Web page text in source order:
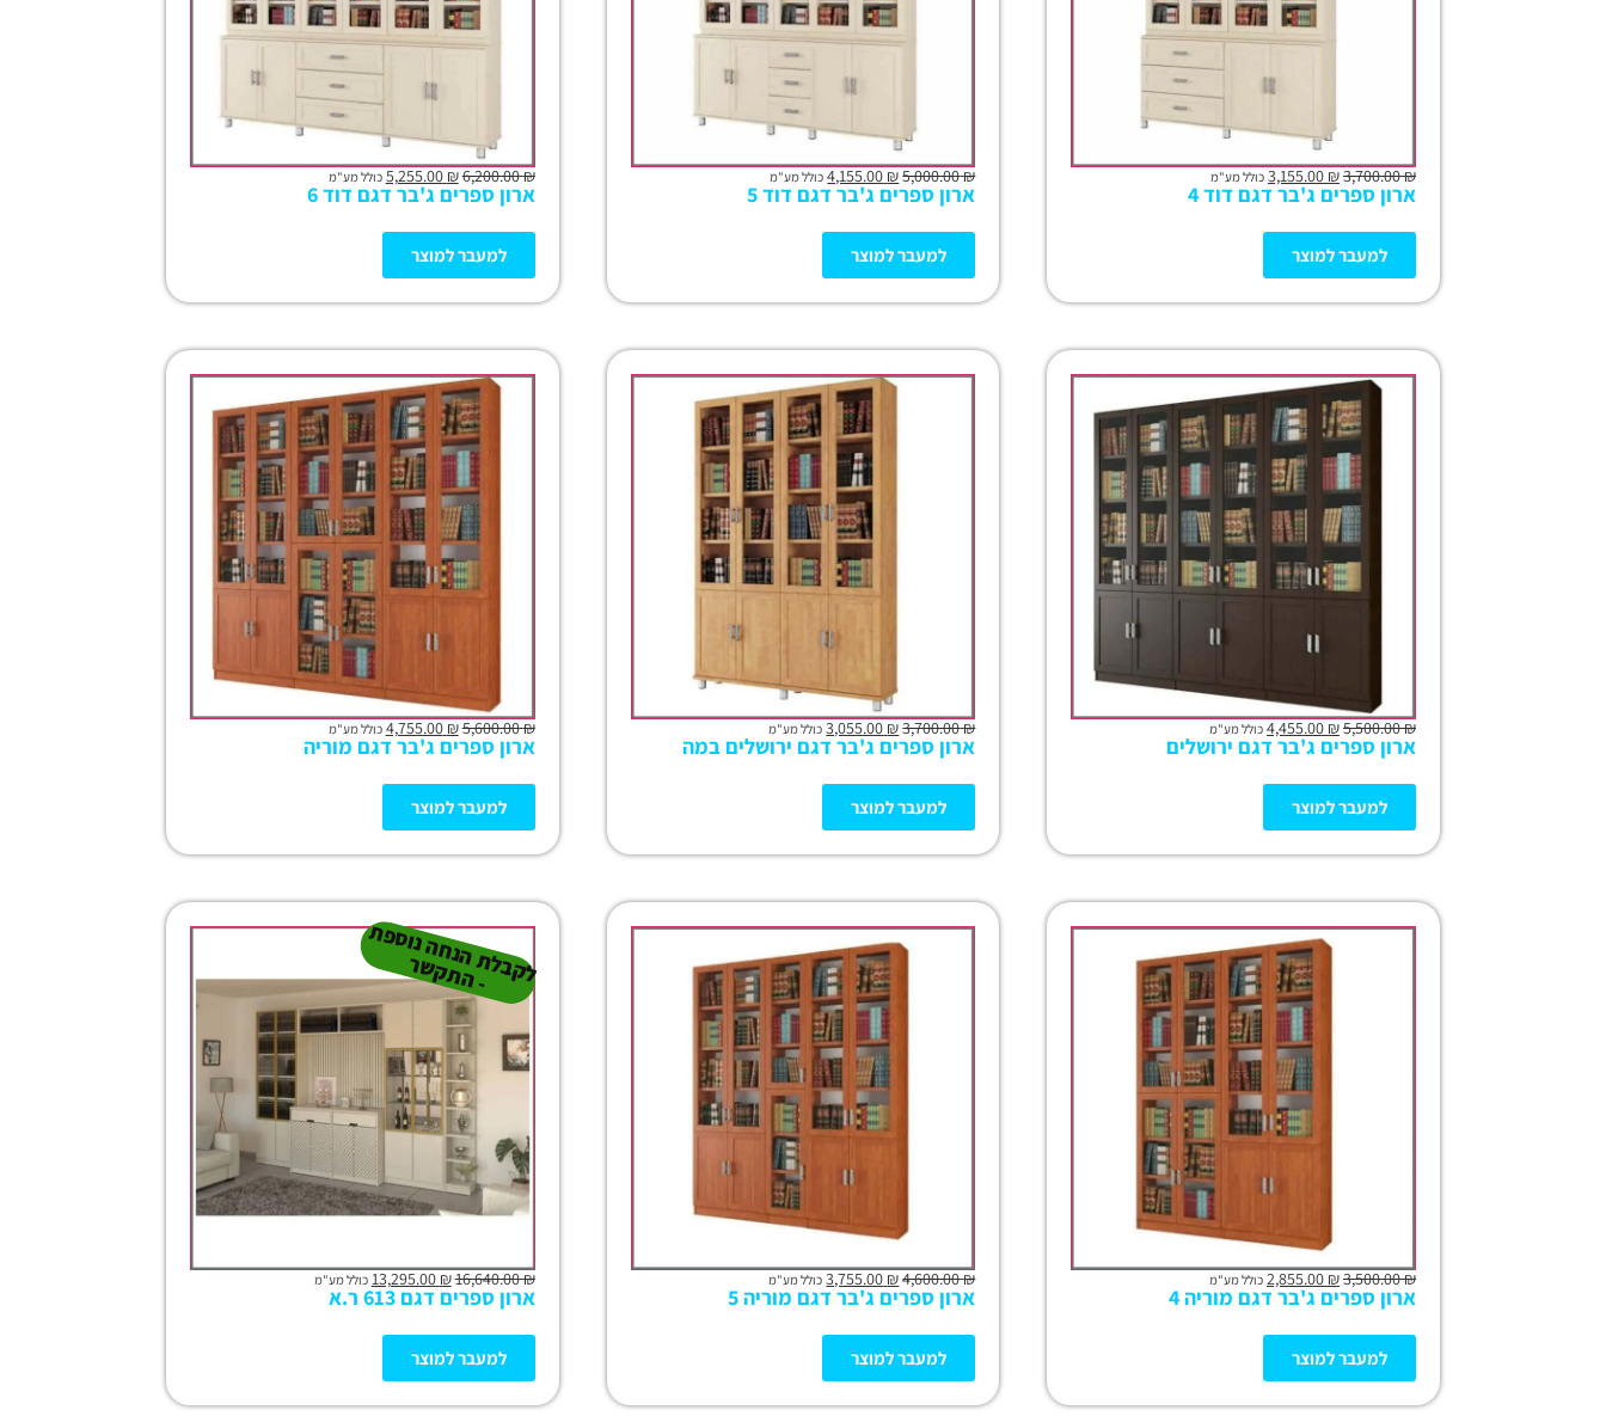
₪
3,700.00
₪ כולל מע"מ
ארון ספרים ג'בר דגם דוד 4
למעבר למוצר
₪
5,000.00
₪ כולל מע"מ
ארון ספרים ג'בר דגם דוד 5
למעבר למוצר
₪
6,200.00
₪
5,255.00 כולל מע"מ
ארון ספרים ג'בר דגם דוד 6
למעבר למוצר
₪
5,500.00
₪ כולל מע"מ
ארון ספרים ג'בר דגם ירושלים
למעבר למוצר
₪
3,700.00
₪ כולל מע"מ
ארון ספרים ג'בר דגם ירושלים במה
למעבר למוצר
₪
5,600.00
₪
4,755.00 כולל מע"מ
ארון ספרים ג'בר דגם מוריה
למעבר למוצר
₪
3,500.00
₪ כולל מע"מ
ארון ספרים ג'בר דגם מוריה 4
למעבר למוצר
₪
4,600.00
₪ כולל מע"מ
ארון ספרים ג'בר דגם מוריה 5
למעבר למוצר
ל
ק
ב
ל
ת
הנ
ח
ה נו
ס
פ
ת
-
ה
ת
ק
ש
ר
₪
16,640.00
₪
13,295.00 כולל מע"מ
ארון ספרים דגם 613 ר.א
למעבר למוצר